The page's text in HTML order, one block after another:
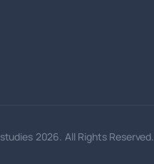
2026. All Rights Reserved.